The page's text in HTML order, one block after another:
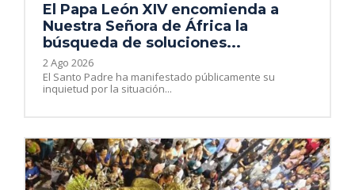
El Papa León XIV encomienda a
Nuestra Señora de África la
búsqueda de soluciones...
2 Ago 2026
El Santo Padre ha manifestado públicamente su
inquietud por la situación...